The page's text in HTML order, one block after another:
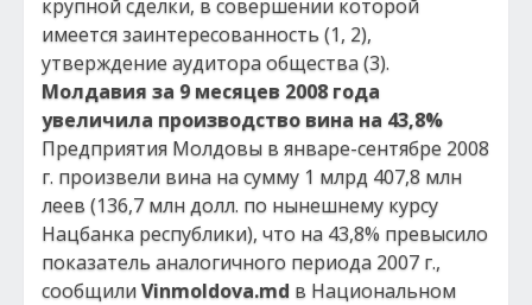
крупной сделки, в совершении которой
имеется заинтересованность (1, 2),
утверждение аудитора общества (3).
Молдавия за 9 месяцев 2008 года
увеличила производство вина на 43,8%
Предприятия Молдовы в январе-сентябре 2008
г. произвели вина на сумму 1 млрд 407,8 млн
леев (136,7 млн долл. по нынешнему курсу
Нацбанка республики), что на 43,8% превысило
показатель аналогичного периода 2007 г.,
сообщилиVinmoldova.md в Национальном